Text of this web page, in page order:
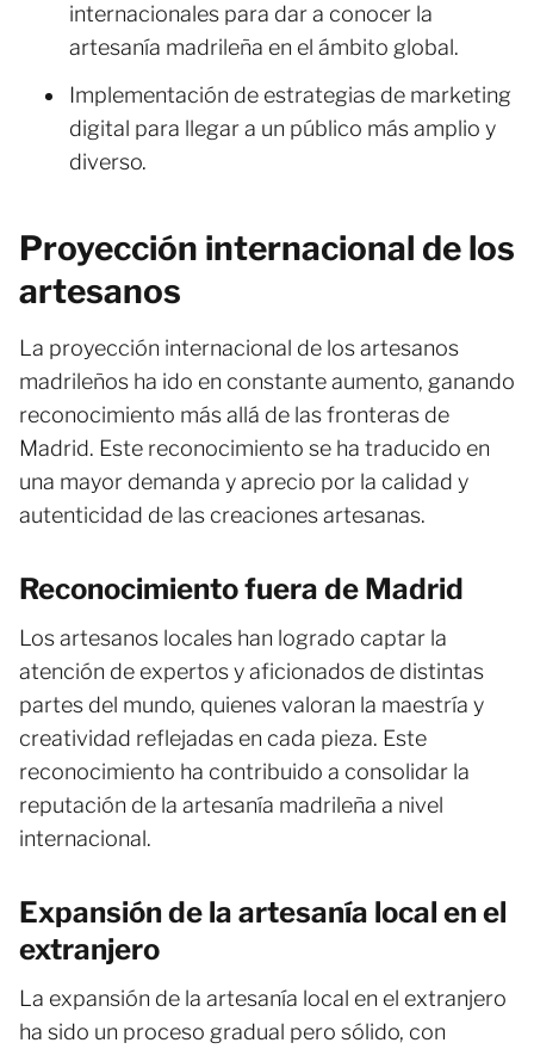
internacionales para dar a conocer la
artesanía madrileña en el ámbito global.
Implementación de estrategias de marketing
digital para llegar a un público más amplio y
diverso.
Proyección internacional de los
artesanos
La proyección internacional de los artesanos
madrileños ha ido en constante aumento, ganando
reconocimiento más allá de las fronteras de
Madrid. Este reconocimiento se ha traducido en
una mayor demanda y aprecio por la calidad y
autenticidad de las creaciones artesanas.
Reconocimiento fuera de Madrid
Los artesanos locales han logrado captar la
atención de expertos y aficionados de distintas
partes del mundo, quienes valoran la maestría y
creatividad reflejadas en cada pieza. Este
reconocimiento ha contribuido a consolidar la
reputación de la artesanía madrileña a nivel
internacional.
Expansión de la artesanía local en el
extranjero
La expansión de la artesanía local en el extranjero
ha sido un proceso gradual pero sólido, con